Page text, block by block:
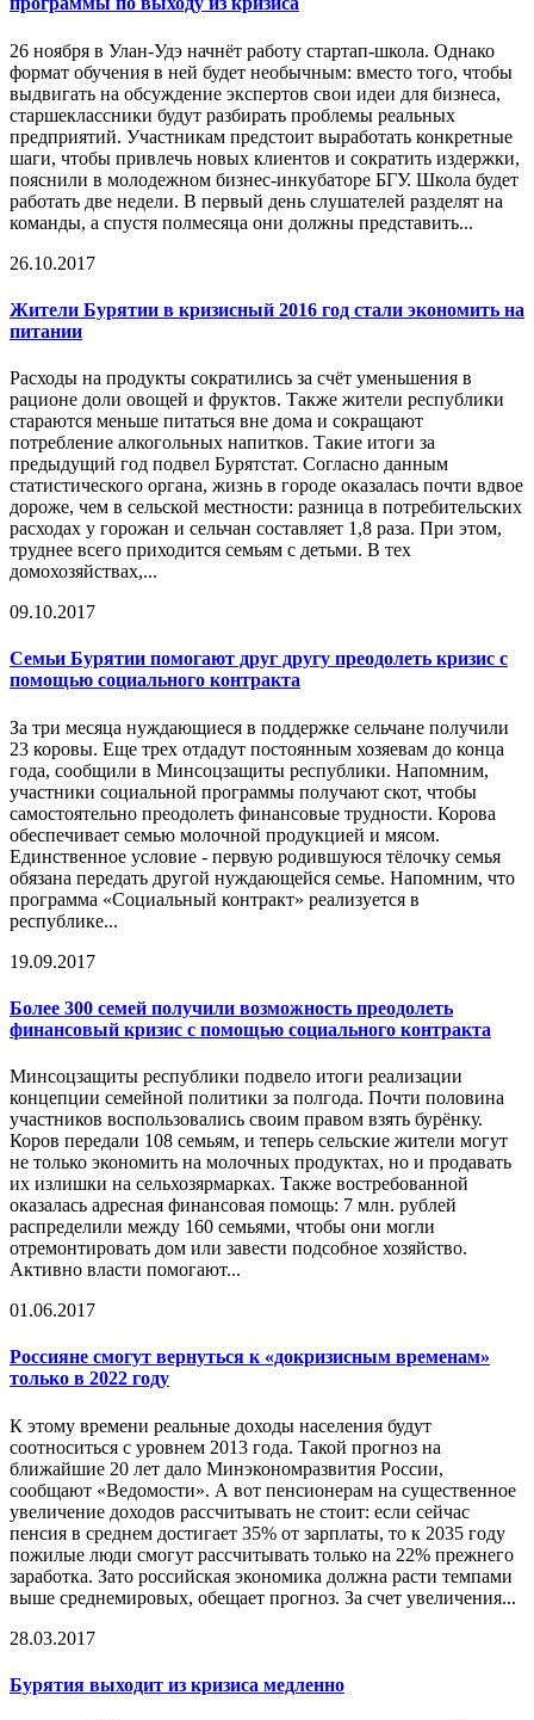
26 ноября в Улан-Удэ начнёт работу стартап-школа. Однако
формат обучения в ней будет необычным: вместо того, чтобы
выдвигать на обсуждение экспертов свои идеи для бизнеса,
старшеклассники будут разбирать проблемы реальных
предприятий. Участникам предстоит выработать конкретные
шаги, чтобы привлечь новых клиентов и сократить издержки,
пояснили в молодежном бизнес-инкубаторе БГУ. Школа будет
работать две недели. В первый день слушателей разделят на
команды, а спустя полмесяца они должны представить...
26.10.2017
Жители Бурятии в кризисный 2016 год стали экономить на
питании
Расходы на продукты сократились за счёт уменьшения в
рационе доли овощей и фруктов. Также жители республики
стараются меньше питаться вне дома и сокращают
потребление алкогольных напитков. Такие итоги за
предыдущий год подвел Бурятстат. Согласно данным
статистического органа, жизнь в городе оказалась почти вдвое
дороже, чем в сельской местности: разница в потребительских
расходах у горожан и сельчан составляет 1,8 раза. При этом,
труднее всего приходится семьям с детьми. В тех
домохозяйствах,...
09.10.2017
Семьи Бурятии помогают друг другу преодолеть кризис с
помощью социального контракта
За три месяца нуждающиеся в поддержке сельчане получили
23 коровы. Еще трех отдадут постоянным хозяевам до конца
года, сообщили в Минсоцзащиты республики. Напомним,
участники социальной программы получают скот, чтобы
самостоятельно преодолеть финансовые трудности. Корова
обеспечивает семью молочной продукцией и мясом.
Единственное условие - первую родившуюся тёлочку семья
обязана передать другой нуждающейся семье. Напомним, что
программа «Социальный контракт» реализуется в
республике...
19.09.2017
Более 300 семей получили возможность преодолеть
финансовый кризис с помощью социального контракта
Минсоцзащиты республики подвело итоги реализации
концепции семейной политики за полгода. Почти половина
участников воспользовались своим правом взять бурёнку.
Коров передали 108 семьям, и теперь сельские жители могут
не только экономить на молочных продуктах, но и продавать
их излишки на сельхозярмарках. Также востребованной
оказалась адресная финансовая помощь: 7 млн. рублей
распределили между 160 семьями, чтобы они могли
отремонтировать дом или завести подсобное хозяйство.
Активно власти помогают...
01.06.2017
Россияне смогут вернуться к «докризисным временам»
только в 2022 году
К этому времени реальные доходы населения будут
соотноситься с уровнем 2013 года. Такой прогноз на
ближайшие 20 лет дало Минэкономразвития России,
сообщают «Ведомости». А вот пенсионерам на существенное
увеличение доходов рассчитывать не стоит: если сейчас
пенсия в среднем достигает 35% от зарплаты, то к 2035 году
пожилые люди смогут рассчитывать только на 22% прежнего
заработка. Зато российская экономика должна расти темпами
выше среднемировых, обещает прогноз. За счет увеличения...
28.03.2017
Бурятия выходит из кризиса медленно